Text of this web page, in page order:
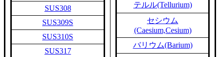
SUS308
SUS309S
SUS310S
SUS317
テルル(Tellurium)
セシウム
(Caesium,Cesium)
バリウム(Barium)